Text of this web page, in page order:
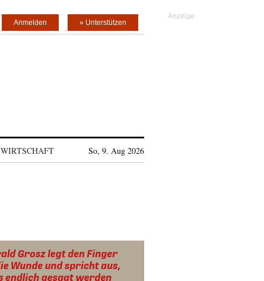
» Unterstützen
Anmelden
WIRTSCHAFT So, 9. Aug 2026